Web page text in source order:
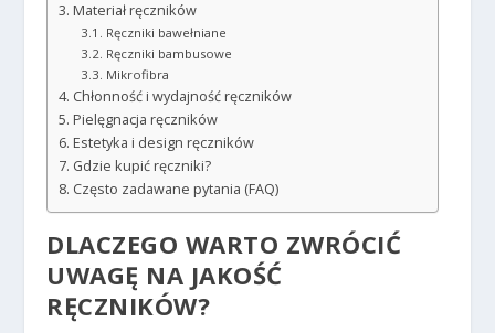
Materiał ręczników
Ręczniki bawełniane
Ręczniki bambusowe
Mikrofibra
Chłonność i wydajność ręczników
Pielęgnacja ręczników
Estetyka i design ręczników
Gdzie kupić ręczniki?
Często zadawane pytania (FAQ)
DLACZEGO WARTO ZWRÓCIĆ
UWAGĘ NA JAKOŚĆ
RĘCZNIKÓW?